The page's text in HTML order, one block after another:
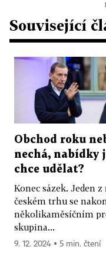
Související
Obchod roku
nechá, nabídky
chce udělat?
Konec sázek. Jeden
českém trhu se
několikaměsíčním
skupina...
9. 12. 2024 ▪ 5 min. čtení